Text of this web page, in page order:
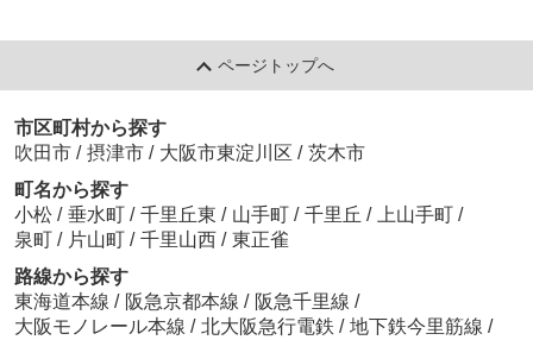
ページトップへ
市区町村から探す
吹田市 / 摂津市 / 大阪市東淀川区 / 茨木市
町名から探す
小松 / 垂水町 / 千里丘東 / 山手町 / 千里丘 / 上山手町 /
泉町 / 片山町 / 千里山西 / 東正雀
路線から探す
東海道本線 / 阪急京都本線 / 阪急千里線 /
大阪モノレール本線 / 北大阪急行電鉄 / 地下鉄今里筋線 /